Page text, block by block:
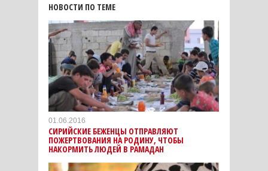
НОВОСТИ ПО ТЕМЕ
01.06.2016
СИРИЙСКИЕ БЕЖЕНЦЫ ОТПРАВЛЯЮТ
ПОЖЕРТВОВАНИЯ НА РОДИНУ, ЧТОБЫ
НАКОРМИТЬ ЛЮДЕЙ В РАМАДАН